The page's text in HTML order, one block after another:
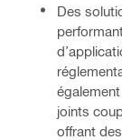
Des
joints
offrant